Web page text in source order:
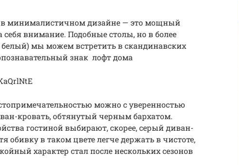
минималистичном дизайне — это мощный
внимание. Подобные столы, но в более
белый) мы можем встретить в скандинавских
знак лофт дома
можно с уверенностью
кровать, обтянутый черным бархатом.
гостиной выбирают, скорее, серый диван-
обивку в таком цвете легче держать в чистоте,
характер стал после нескольких сезонов